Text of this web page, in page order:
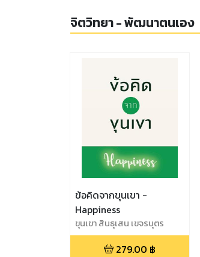
จิตวิทยา - พัฒนาตนเอง
ข้อคิดจากขุนเขา -
Happiness
ขุนเขา สินธุเสน เขจรบุตร
279.00 ฿